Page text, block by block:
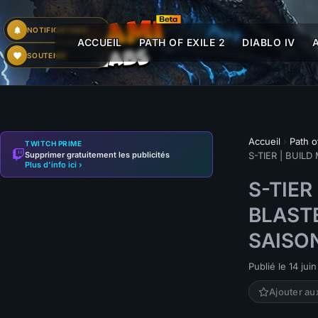
NOTIFICATIONS
SOUTENIR
ACCUEIL PATH OF EXILE 2 DIABLO IV
Accueil › Path
S-TIER | BUILD
S-
Publié le 14
Ajouter
TWITCH PRIME
Supprimer gratuitement les publicités
Plus d'info ici ›